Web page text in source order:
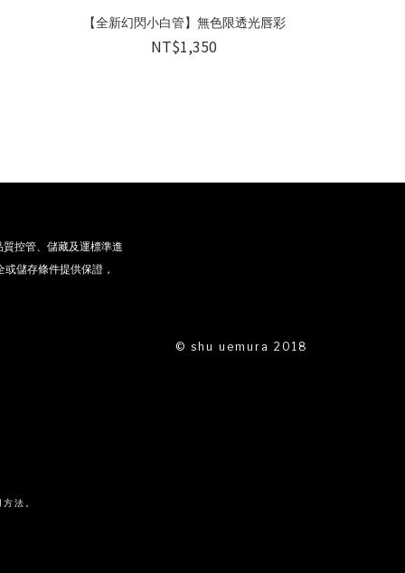
【全新幻閃小白管】無色限透光唇彩
NT$1,350
控管、儲藏及運標準進
儲存條件提供保證，
© shu uemura 2018
法。